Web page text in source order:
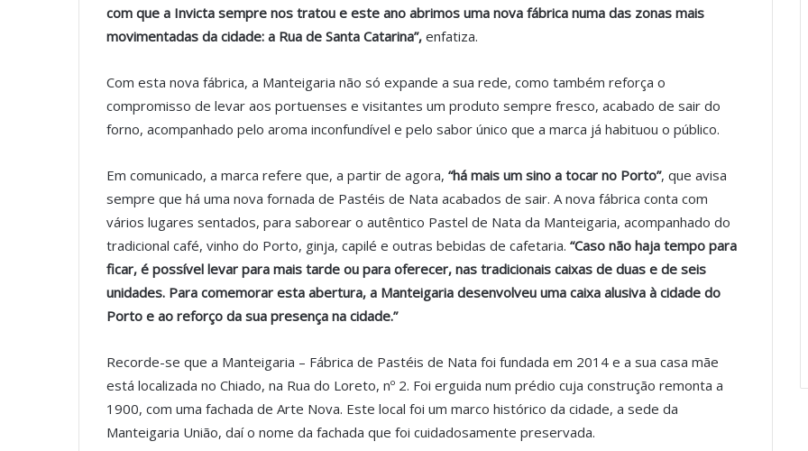
com que a Invicta sempre nos tratou e este ano abrimos uma nova fábrica numa das zonas mais
movimentadas da cidade: a Rua de Santa Catarina”, enfatiza.
Com esta nova fábrica, a Manteigaria não só expande a sua rede, como também reforça o
compromisso de levar aos portuenses e visitantes um produto sempre fresco, acabado de sair do
forno, acompanhado pelo aroma inconfundível e pelo sabor único que a marca já habituou o público.
Em comunicado, a marca refere que, a partir de agora, “há mais um sino a tocar no Porto”, que avisa
sempre que há uma nova fornada de Pastéis de Nata acabados de sair. A nova fábrica conta com
vários lugares sentados, para saborear o autêntico Pastel de Nata da Manteigaria, acompanhado do
tradicional café, vinho do Porto, ginja, capilé e outras bebidas de cafetaria. “Caso não haja tempo para
ficar, é possível levar para mais tarde ou para oferecer, nas tradicionais caixas de duas e de seis
unidades. Para comemorar esta abertura, a Manteigaria desenvolveu uma caixa alusiva à cidade do
Porto e ao reforço da sua presença na cidade.”
Recorde-se que a Manteigaria – Fábrica de Pastéis de Nata foi fundada em 2014 e a sua casa mãe
está localizada no Chiado, na Rua do Loreto, nº 2. Foi erguida num prédio cuja construção remonta a
1900, com uma fachada de Arte Nova. Este local foi um marco histórico da cidade, a sede da
Manteigaria União, daí o nome da fachada que foi cuidadosamente preservada.